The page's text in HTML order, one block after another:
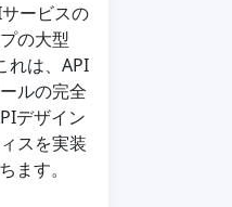
ービスの
の大型
れは、API
ルの完全
デザイン
スを実装
ます。